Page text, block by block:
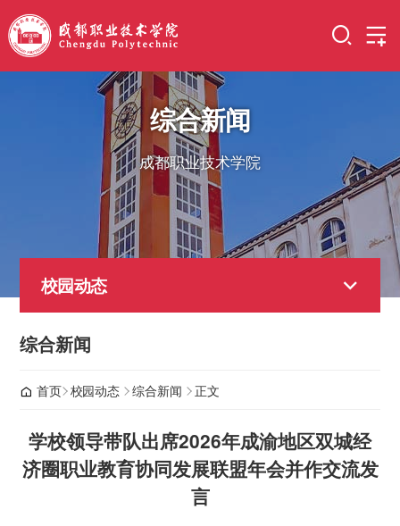
综合新闻
成都职业技术学院
校园动态
综合新闻
首页 校园动态 综合新闻 正文
学校领导带队出席2026年成渝地区双城经
济圈职业教育协同发展联盟年会并作交流发
言